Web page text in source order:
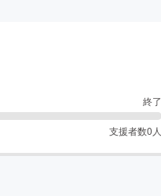
終了
支援者数0 人